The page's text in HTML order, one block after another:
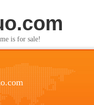
is for sale!